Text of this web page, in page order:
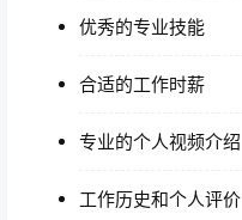
优秀的专业技能
合适的工作时薪
专业的个人视频介绍
工作历史和个人评价